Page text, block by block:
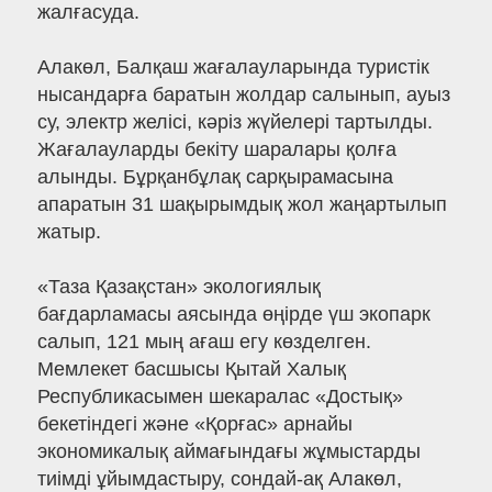
жалғасуда.
Алакөл, Балқаш жағалауларында туристік
нысандарға баратын жолдар салынып, ауыз
су, электр желісі, кәріз жүйелері тартылды.
Жағалауларды бекіту шаралары қолға
алынды. Бұрқанбұлақ сарқырамасына
апаратын 31 шақырымдық жол жаңартылып
жатыр.
«Таза Қазақстан» экологиялық
бағдарламасы аясында өңірде үш экопарк
салып, 121 мың ағаш егу көзделген.
Мемлекет басшысы Қытай Халық
Республикасымен шекаралас «Достық»
бекетіндегі және «Қорғас» арнайы
экономикалық аймағындағы жұмыстарды
тиімді ұйымдастыру, сондай-ақ Алакөл,